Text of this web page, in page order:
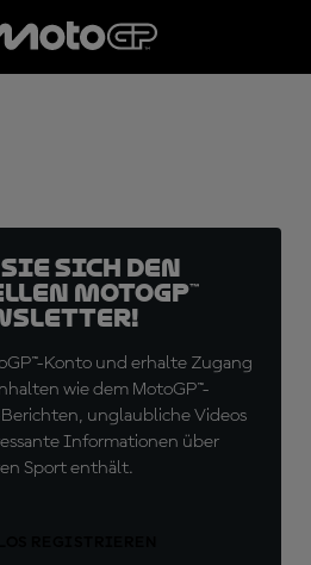
sich den
MotoGP™
Konto und erhalte Zugang
wie dem MotoGP™-
unglaubliche Videos
Informationen über
Sport enthält.